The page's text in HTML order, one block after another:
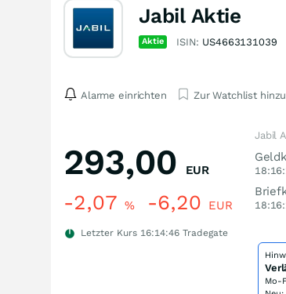
Jabil Aktie
Aktie ISIN: US4663131039
Alarme einrichten Zur Watchlist
293,00 EUR
-2,07 % -6,20 EUR
Letzter Kurs 16:14:46 Tradegate
Jabil
Mo-